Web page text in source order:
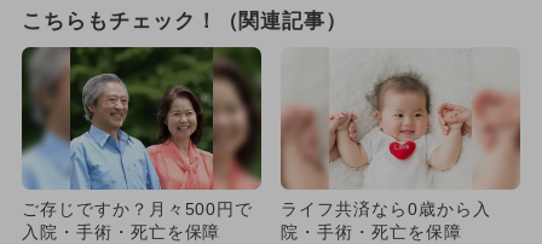
こちらもチェック！（関連記事）
ご存じですか？月々500円で
入院・手術・死亡を保障
ライフ共済なら0歳から入
院・手術・死亡を保障